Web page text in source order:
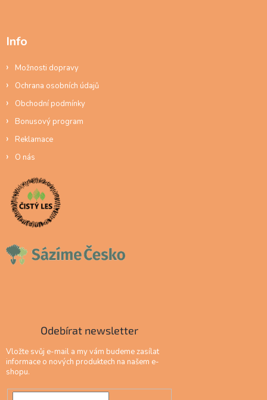
Info
Možnosti dopravy
Ochrana osobních údajů
Obchodní podmínky
Bonusový program
Reklamace
O nás
Odebírat newsletter
Vložte svůj e-mail a my vám budeme zasílat
informace o nových produktech na našem e-
shopu.